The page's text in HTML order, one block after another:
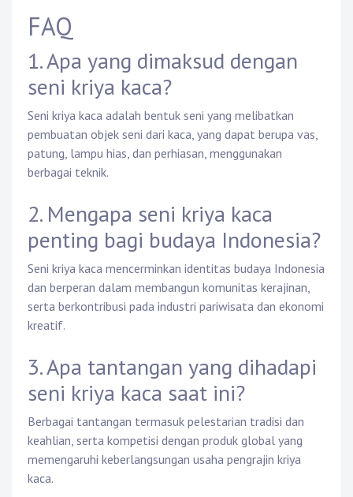
FAQ
1. Apa yang dimaksud dengan
seni kriya kaca?
Seni kriya kaca adalah bentuk seni yang melibatkan
pembuatan objek seni dari kaca, yang dapat berupa vas,
patung, lampu hias, dan perhiasan, menggunakan
berbagai teknik.
2. Mengapa seni kriya kaca
penting bagi budaya Indonesia?
Seni kriya kaca mencerminkan identitas budaya Indonesia
dan berperan dalam membangun komunitas kerajinan,
serta berkontribusi pada industri pariwisata dan ekonomi
kreatif.
3. Apa tantangan yang dihadapi
seni kriya kaca saat ini?
Berbagai tantangan termasuk pelestarian tradisi dan
keahlian, serta kompetisi dengan produk global yang
memengaruhi keberlangsungan usaha pengrajin kriya
kaca.